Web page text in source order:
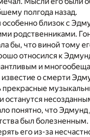
полгода назад.
близок с
родственниками.
бы, что виной тому
относился к
и
о смерти
прекрасные
останутся
понятно, что Эдмунд
был
его из-за